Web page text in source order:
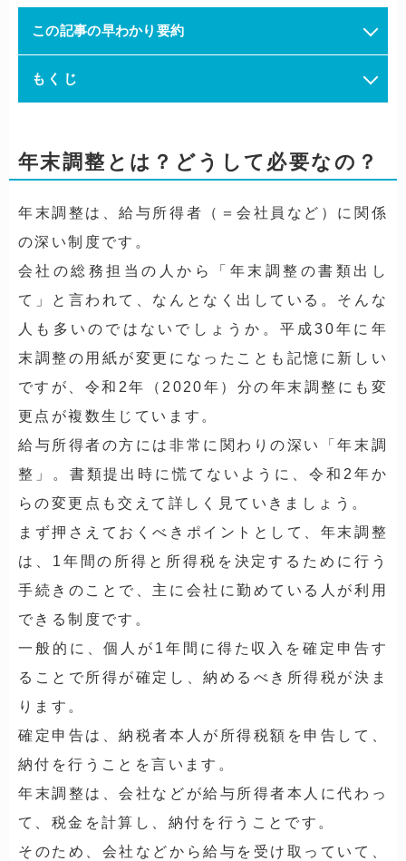
この記事の早わかり要約
もくじ
年末調整とは？どうして必要なの？
年末調整は、給与所得者（＝会社員など）に関係
の深い制度です。
会社の総務担当の人から「年末調整の書類出し
て」と言われて、なんとなく出している。そんな
人も多いのではないでしょうか。平成30年に年
末調整の用紙が変更になったことも記憶に新しい
ですが、令和2年（2020年）分の年末調整にも変
更点が複数生じています。
給与所得者の方には非常に関わりの深い「年末調
整」。書類提出時に慌てないように、令和2年か
らの変更点も交えて詳しく見ていきましょう。
まず押さえておくべきポイントとして、年末調整
は、1年間の所得と所得税を決定するために行う
手続きのことで、主に会社に勤めている人が利用
できる制度です。
一般的に、個人が1年間に得た収入を確定申告す
ることで所得が確定し、納めるべき所得税が決ま
ります。
確定申告は、納税者本人が所得税額を申告して、
納付を行うことを言います。
年末調整は、会社などが給与所得者本人に代わっ
て、税金を計算し、納付を行うことです。
そのため、会社などから給与を受け取っていて、